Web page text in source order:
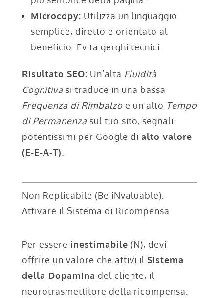
Microcopy: Utilizza un linguaggio
semplice, diretto e orientato al
beneficio. Evita gerghi tecnici.
Risultato SEO: Un’alta Fluidità
Cognitivasi traduce in una bassa
Frequenza di Rimbalzoe un alto Tempo
di Permanenzasul tuo sito, segnali
potentissimi per Google di alto valore
(E-E-A-T)
Non Replicabile (Be iNvaluable):
Attivare il Sistema di Ricompensa
Per essere inestimabile (N), devi
offrire un valore che attivi il Sistema
della Dopamina del cliente, il
neurotrasmettitore della ricompensa.